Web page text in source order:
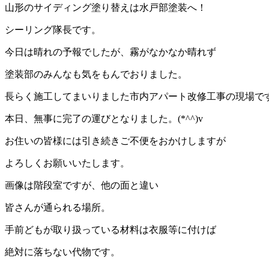
山形のサイディング塗り替えは水戸部塗装へ！
シーリング隊長です。
今日は晴れの予報でしたが、霧がなかなか晴れず
塗装部のみんなも気をもんでおりました。
長らく施工してまいりました市内アパート改修工事の現場で
本日、無事に完了の運びとなりました。(*^^)v
お住いの皆様には引き続きご不便をおかけしますが
よろしくお願いいたします。
画像は階段室ですが、他の面と違い
皆さんが通られる場所。
手前どもが取り扱っている材料は衣服等に付けば
絶対に落ちない代物です。